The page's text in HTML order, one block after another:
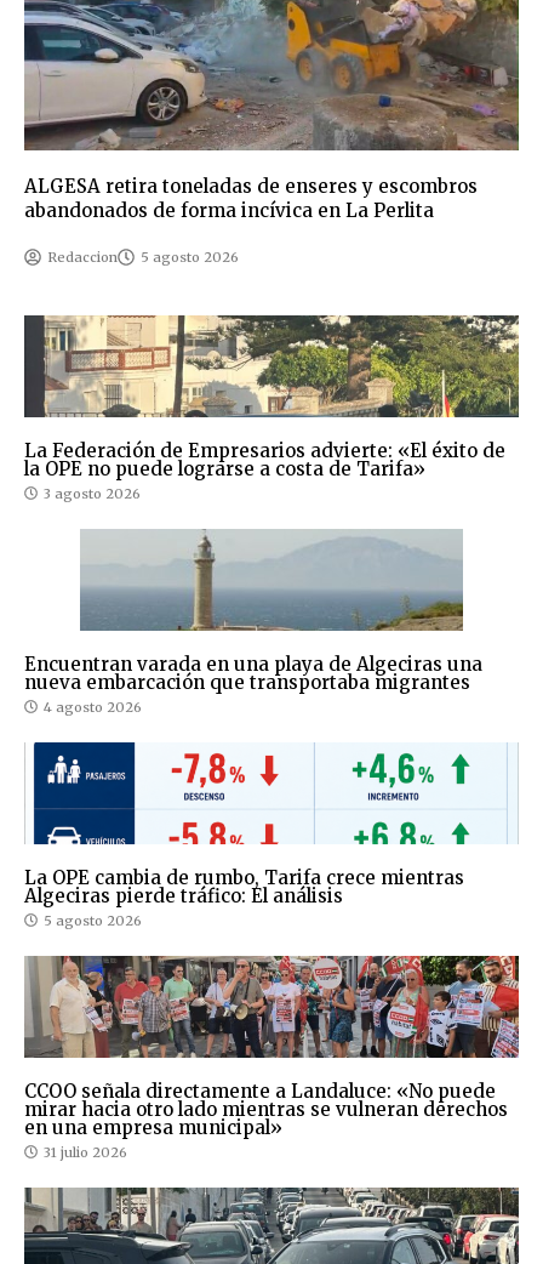
ALGESA retira toneladas de enseres y escombros
abandonados de forma incívica en La Perlita
Redaccion 5 agosto 2026
La Federación de Empresarios advierte: «El éxito de
la OPE no puede lograrse a costa de Tarifa»
3 agosto 2026
Encuentran varada en una playa de Algeciras una
nueva embarcación que transportaba migrantes
4 agosto 2026
La OPE cambia de rumbo, Tarifa crece mientras
Algeciras pierde tráfico: El análisis
5 agosto 2026
CCOO señala directamente a Landaluce: «No puede
mirar hacia otro lado mientras se vulneran derechos
en una empresa municipal»
31 julio 2026